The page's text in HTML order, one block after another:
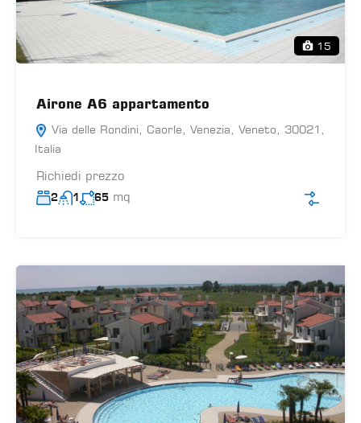
15
Airone A6 appartamento
Via delle Rondini, Caorle, Venezia, Veneto, 30021,
Italia
Richiedi prezzo
2 1 65 mq